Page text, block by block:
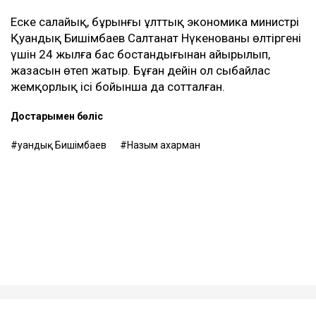
Еске салайық, бұрынғы ұлттық экономика министрі
Қуандық Бишімбаев Салтанат Нүкенованы өлтіргені
үшін 24 жылға бас бостандығынан айырылып,
жазасын өтеп жатыр. Бұған дейін ол сыбайлас
жемқорлық ісі бойынша да сотталған.
Достарыңмен бөліс
Қуандық Бишімбаев Назым Қахарман